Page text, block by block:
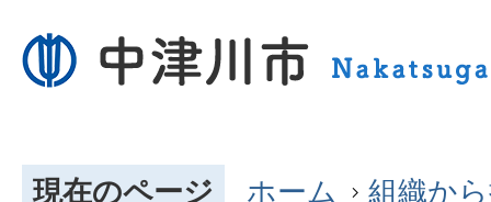
現在のページ ホーム 組織か